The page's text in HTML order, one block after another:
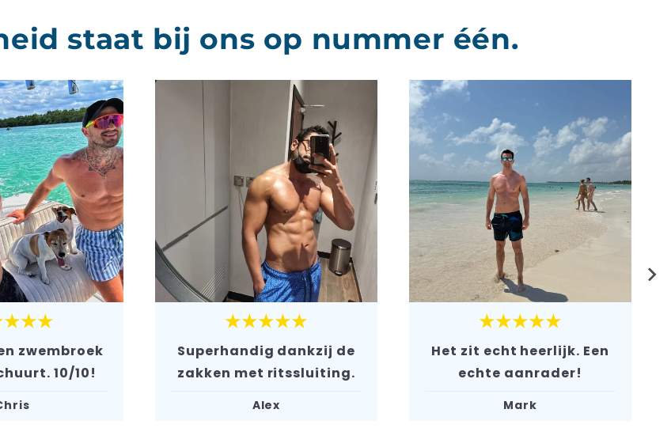
staat bij ons op nummer één.
zwembroek
10/10!
★★★★★
Superhandig dankzij de
zakken met ritssluiting.
Alex
★★★★★
Het zit echt heerlijk. Een
echte aanrader!
Mark